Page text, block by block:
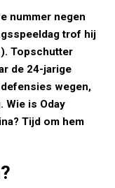
nummer negen
trof hij
Topschutter
de 24-jarige
wegen,
Wie is Oday
Tijd om hem